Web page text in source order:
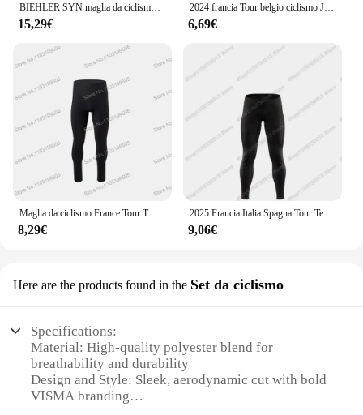
15,29€
2024 francia Tour belgio ciclismo Jersey Set TDF uomo estate ciclismo abbigliamento kit bici da strada camicia vestito bicicletta bavaglino pantaloncini MTB
6,69€
Maglia da ciclismo France Tour TDF Team 2025 Set manica lunga da uomo Abbigliamento primaverile Tuta da bici Camicie da strada Calzamaglia da biciclettaBib MTB Uniforme
8,29€
2025 Francia Italia Spagna Tour Team Maglia da ciclismo Set Julian Alaphilippe Autunno Inverno Abbigliamento da ciclismo Uomo Giacca da bici da strada Tuta da bicicletta Bib Collant
9,06€
Here are the products found in the Set da ciclismo
Specifications:
Material: High-quality polyester blend for
breathability and durability
Design and Style: Sleek, aerodynamic cut with bold
VISMA branding